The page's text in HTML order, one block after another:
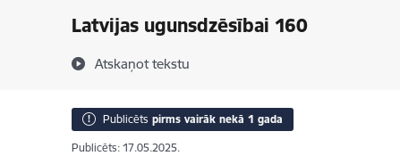
Latvijas ugunsdzēsībai 160
Atskaņot tekstu
Publicēts pirms vairāk nekā 1 gada
Publicēts: 17.05.2025.